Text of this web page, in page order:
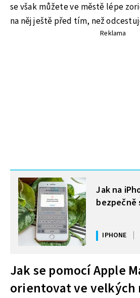
se však můžete ve městě lépe
na něj ještě před tím, než
Reklama
MOHLO BY VÁS ZAJÍMAT
Jak na
bezpečně
IPHONE
Jak se pomocí Apple
orientovat ve velkých